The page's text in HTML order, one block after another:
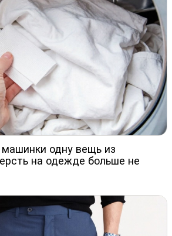
одну вещь из
на одежде больше не